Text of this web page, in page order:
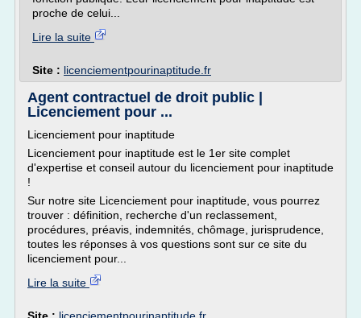
proche de celui...
Lire la suite
Site : licenciementpourinaptitude.fr
Agent contractuel de droit public |
Licenciement pour ...
Licenciement pour inaptitude
Licenciement pour inaptitude est le 1er site complet
d'expertise et conseil autour du licenciement pour inaptitude
!
Sur notre site Licenciement pour inaptitude, vous pourrez
trouver : définition, recherche d'un reclassement,
procédures, préavis, indemnités, chômage, jurisprudence,
toutes les réponses à vos questions sont sur ce site du
licenciement pour...
Lire la suite